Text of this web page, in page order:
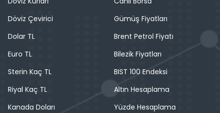
Döviz Çevirici
Dolar TL
Euro TL
Sterin Kaç TL
Riyal Kaç TL
Kanada Doları
Gümüş Fiyatları
Brent Petrol Fiyatı
Bilezik Fiyatları
BIST 100 Endeksi
Altın Hesaplama
Yüzde Hesaplama